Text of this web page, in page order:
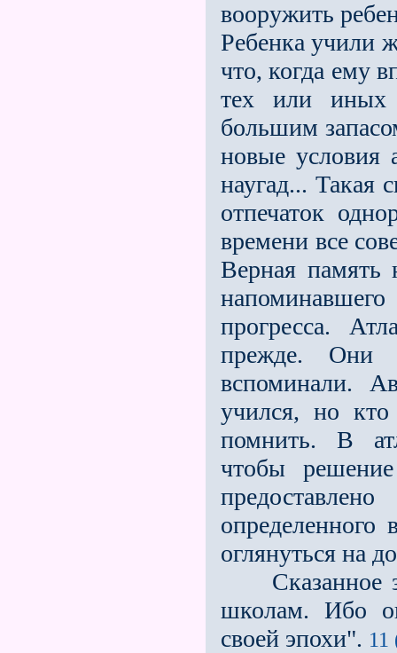
вооружить
Ребенка учили
что, когда ему
тех или иных
большим
новые условия
наугад... Такая
отпечаток
времени все
Верная память
прогресса.
прежде.
вспоминали.
учился, но
помнить. В
чтобы
определенного
оглянуться на
Сказанное
школам. Ибо
своей эпохи". 11